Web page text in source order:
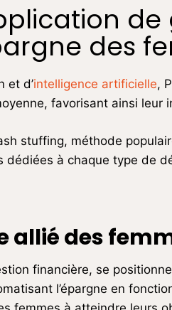
des
et d’intelligence artificielle,
favorisant ainsi
stuffing, méthode
dédiées à chaque type de
allié des
financière, se
l’épargne en